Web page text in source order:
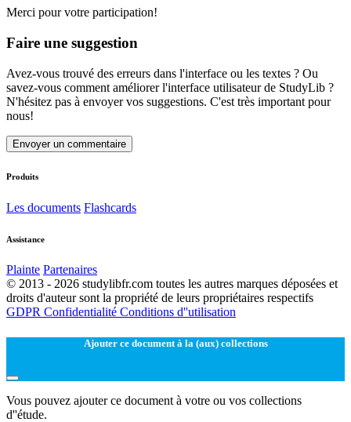
Merci pour votre participation!
Faire une suggestion
Avez-vous trouvé des erreurs dans l'interface ou les textes ? Ou
savez-vous comment améliorer l'interface utilisateur de StudyLib ?
N'hésitez pas à envoyer vos suggestions. C'est très important pour
nous!
Envoyer un commentaire
Produits
Les documents Flashcards
Assistance
Plainte Partenaires
© 2013 - 2026 studylibfr.com toutes les autres marques déposées et
droits d'auteur sont la propriété de leurs propriétaires respectifs
GDPR Confidentialité Conditions d''utilisation
Ajouter ce document à la (aux) collections
Vous pouvez ajouter ce document à votre ou vos collections
d''étude.